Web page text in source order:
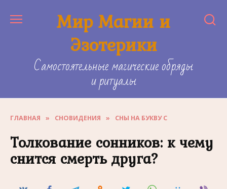
Мир Магии и
Эзотерики
Самостоятельные магические обряды
и ритуалы
ГЛАВНАЯ » СНОВИДЕНИЯ » СНЫ НА БУКВУ С
Толкование сонников: к чему
снится смерть друга?